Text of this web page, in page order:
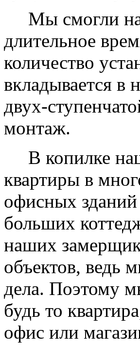
Мы смогли
длительное
количество
вкладывается в
двух-
монтаж.
В копилке
квартиры в
офисных зданий
больших
наших
объектов, ведь
дела. Поэтому
будь то
офис или